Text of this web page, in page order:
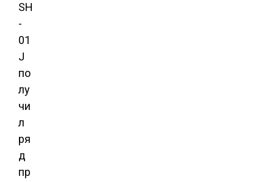
SH
-
01
J
по
лу
чи
л
ря
д
пр